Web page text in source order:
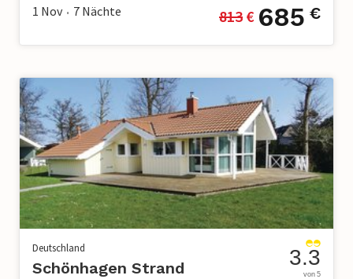
1 Nov • 7 Nächte 813 € 685 €
Deutschland
Schönhagen Strand 3.3
von 5